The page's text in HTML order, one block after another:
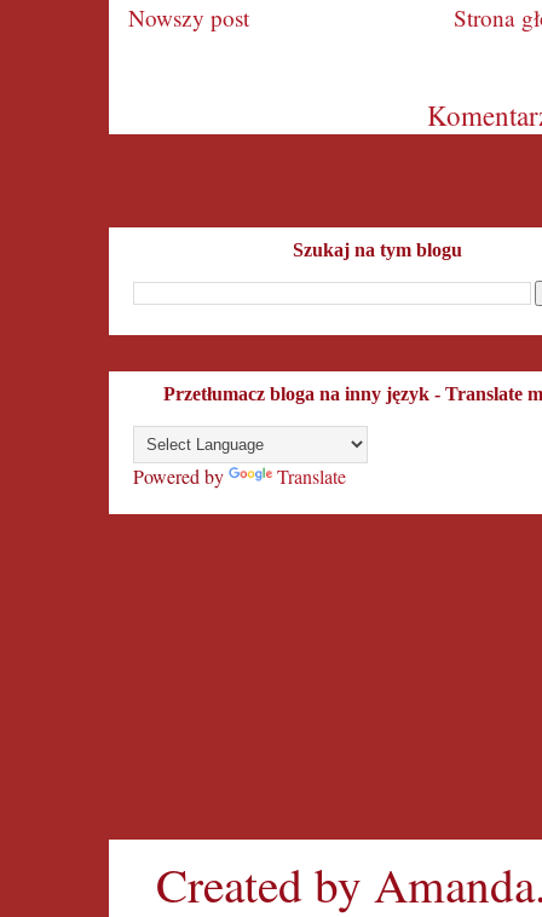
Nowszy post Strona
Subskrybuj:
Szukaj na tym blogu
Przetłumacz bloga na inny język - Translate
Powered by Translate
Created by